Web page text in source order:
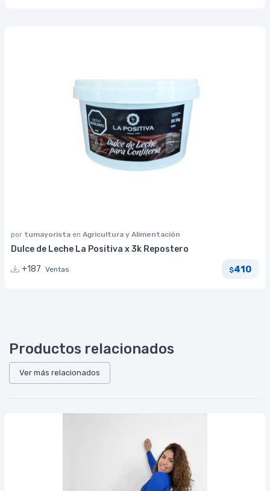
por tumayorista en Agricultura y Alimentación
Dulce de Leche La Positiva x 3k Repostero
+187 Ventas $410
Productos relacionados
Ver más relacionados